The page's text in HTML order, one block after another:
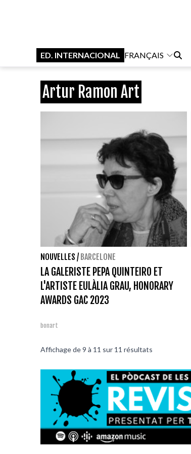
ED. INTERNACIONAL FRANÇAIS
Artur Ramon Art
NOUVELLES / BARCELONE
LA GALERISTE PEPA QUINTEIRO ET
L'ARTISTE EULÀLIA GRAU, HONORARY
AWARDS GAC 2023
bonart
Affichage de9 à 11 sur 11 résultats